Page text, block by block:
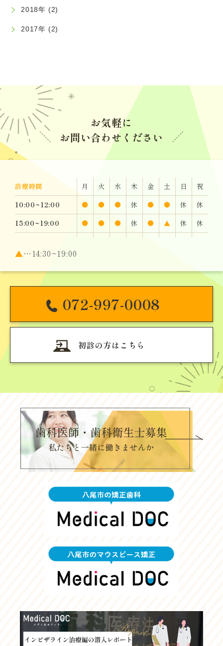
価格改定のお知らせ
2022.11.28
コロナ対策のため 診療時間を18時までにいたします。
2018年 (2)
2017年 (2)
お気軽に
お問い合わせください
診療時間 月 火 水 木 金 土 日
祝
10:00~12:00
● ● ● 休 ● ● 休
休
15:00~19:00
● ● ● 休 ● ▲ 休 休
▲…14:30~19:00
072-997-0008
初診の方はこちら